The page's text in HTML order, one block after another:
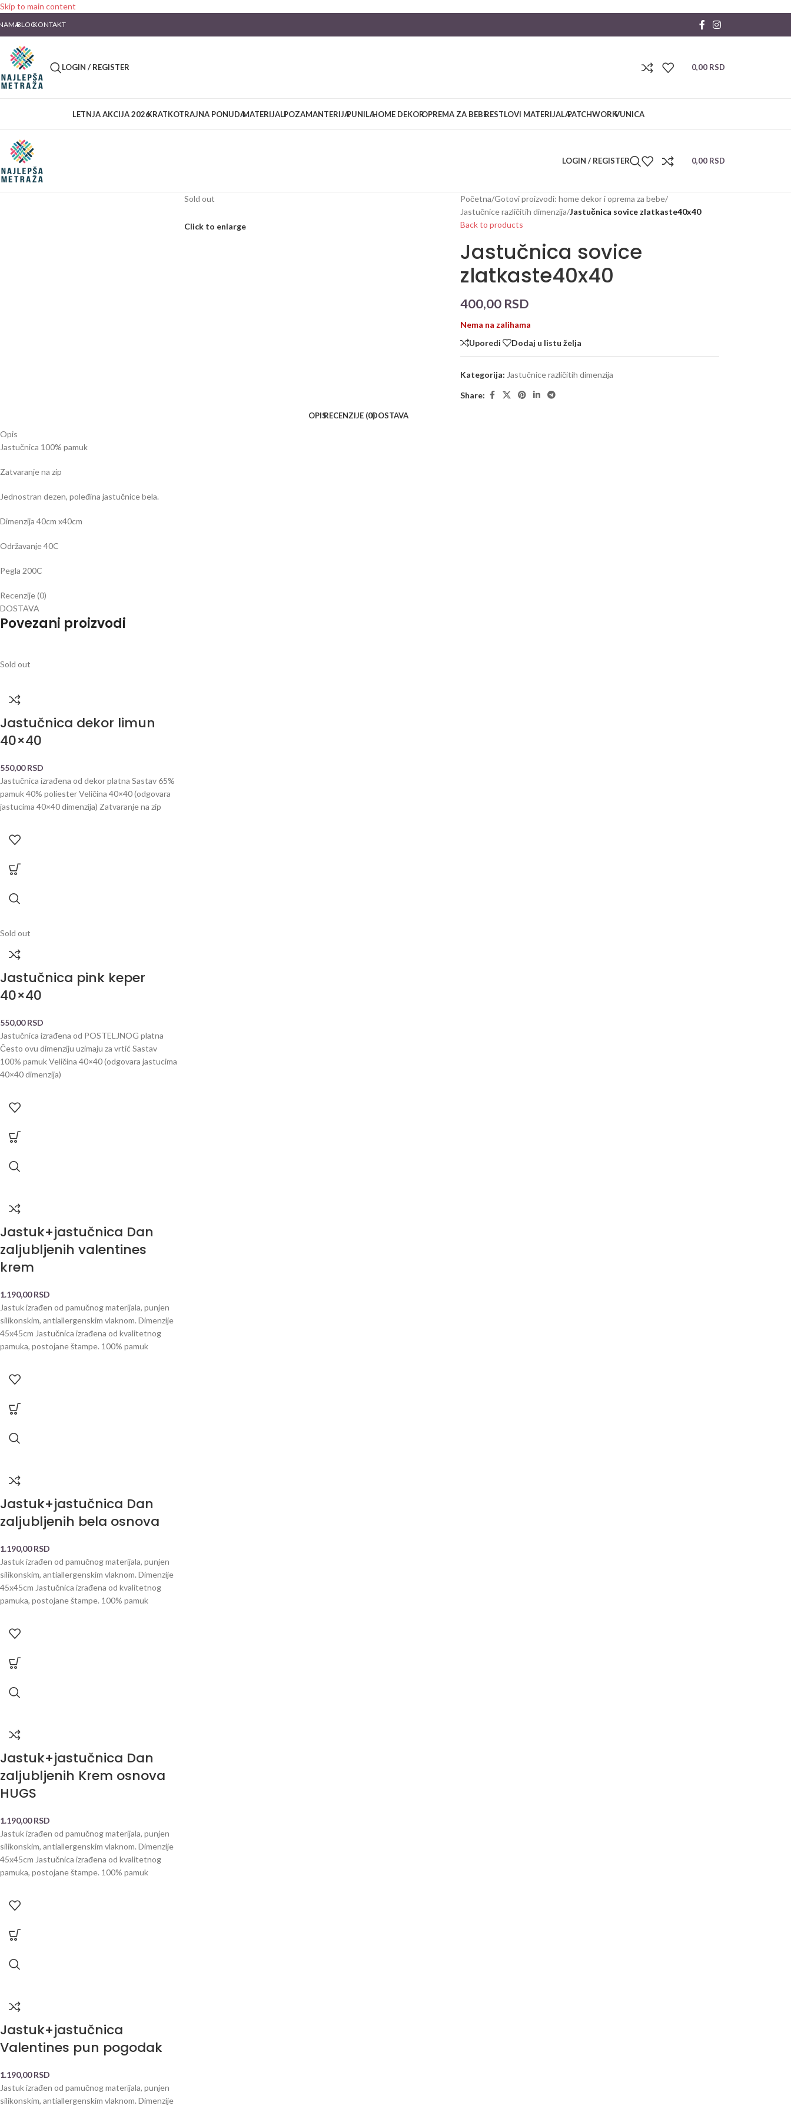
Skip to main content
BLOGKONTAKT
LOGIN / REGISTER 0,00 RSD
LETNJA AKCIJA 2026KRATKOTRAJNA PONUDAMATERIJALIPOZAMANTERIJAPUNILAHOME DEKOROPREMA ZA BEBERESTLOVI MATERIJALAPATCHWORKVUNICA
LOGIN / REGISTER 0,00 RSD
Sold out
Click to enlarge
Početna/Gotovi proizvodi: home dekor i oprema za bebe/
Jastučnice različitih dimenzija/Jastučnica sovice zlatkaste40x40
Back to products
Jastučnica sovice
zlatkaste40x40
400,00 RSD
Nema na zalihama
Uporedi
Dodaj u listu želja
Kategorija: Jastučnice različitih dimenzija
Share:
OPISRECENZIJE (0)DOSTAVA
Opis
Jastučnica 100% pamuk
Zatvaranje na zip
Jednostran dezen, poleđina jastučnice bela.
Dimenzija 40cm x40cm
Održavanje 40C
Pegla 200C
Recenzije (0)
DOSTAVA
Povezani proizvodi
Sold out
Jastučnica dekor limun
40×40
550,00RSD
Jastučnica izrađena od dekor platna Sastav 65%
pamuk 40% poliester Veličina 40×40 (odgovara
jastucima 40×40 dimenzija) Zatvaranje na zip
Sold out
Jastučnica pink keper
40×40
550,00RSD
Jastučnica izrađena od POSTELJNOG platna
Često ovu dimenziju uzimaju za vrtić Sastav
100% pamuk Veličina 40×40 (odgovara jastucima
40×40 dimenzija)
Jastuk+jastučnica Dan
zaljubljenih valentines
krem
1.190,00RSD
Jastuk izrađen od pamučnog materijala, punjen
silikonskim, antiallergenskim vlaknom. Dimenzije
45x45cm Jastučnica izrađena od kvalitetnog
pamuka, postojane štampe. 100% pamuk
Jastuk+jastučnica Dan
zaljubljenih bela osnova
1.190,00RSD
Jastuk izrađen od pamučnog materijala, punjen
silikonskim, antiallergenskim vlaknom. Dimenzije
45x45cm Jastučnica izrađena od kvalitetnog
pamuka, postojane štampe. 100% pamuk
Jastuk+jastučnica Dan
zaljubljenih Krem osnova
HUGS
1.190,00RSD
Jastuk izrađen od pamučnog materijala, punjen
silikonskim, antiallergenskim vlaknom. Dimenzije
45x45cm Jastučnica izrađena od kvalitetnog
pamuka, postojane štampe. 100% pamuk
Jastuk+jastučnica
Valentines pun pogodak
1.190,00RSD
Jastuk izrađen od pamučnog materijala, punjen
silikonskim, antiallergenskim vlaknom. Dimenzije